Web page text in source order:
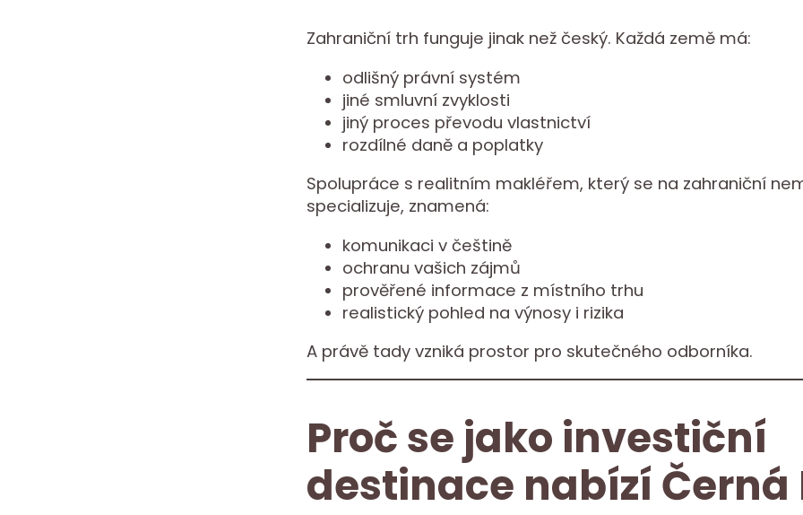
Zahraniční trh funguje jinak než český. Každá země má:
odlišný právní systém
jiné smluvní zvyklosti
jiný proces převodu vlastnictví
rozdílné daně a poplatky
Spolupráce s realitním makléřem, který se na zahraniční
specializuje, znamená:
komunikaci v češtině
ochranu vašich zájmů
prověřené informace z místního trhu
realistický pohled na výnosy i rizika
A právě tady vzniká prostor pro skutečného odborníka.
Proč se jako investiční
destinace nabízí Černá